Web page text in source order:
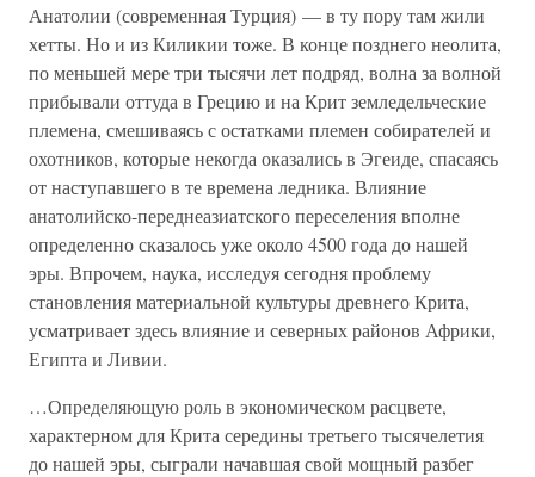
Анатолии (современная Турция) — в ту пору там жили
хетты. Но и из Киликии тоже. В конце позднего неолита,
по меньшей мере три тысячи лет подряд, волна за волной
прибывали оттуда в Грецию и на Крит земледельческие
племена, смешиваясь с остатками племен собирателей и
охотников, которые некогда оказались в Эгеиде, спасаясь
от наступавшего в те времена ледника. Влияние
анатолийско-переднеазиатского переселения вполне
определенно сказалось уже около 4500 года до нашей
эры. Впрочем, наука, исследуя сегодня проблему
становления материальной культуры древнего Крита,
усматривает здесь влияние и северных районов Африки,
Египта и Ливии.
…Определяющую роль в экономическом расцвете,
характерном для Крита середины третьего тысячелетия
до нашей эры, сыграли начавшая свой мощный разбег